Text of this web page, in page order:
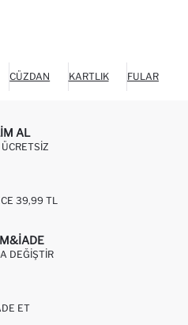
CÜZDAN KARTLIK FULAR
AL
39,99 TL
DEĞIŞTIR
ET